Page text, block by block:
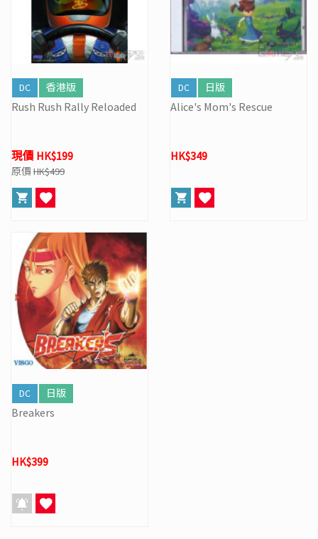
[07/12] 24周年購物折第3彈: 聖誕新年優惠 (1-31 DEC 2025)
[02/07] PS5/ XBox Grand Theft Auto VI 香港版預訂後續跟進
DC 香港版
Rush Rush Rally Reloaded
現價 HK$199
原價 HK$499
DC 日版
Alice's Mom's Rescue
HK$349
DC 日版
Breakers
HK$399